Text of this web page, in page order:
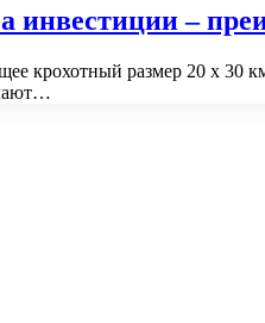
инвестиции –
крохотный размер 20 х 30